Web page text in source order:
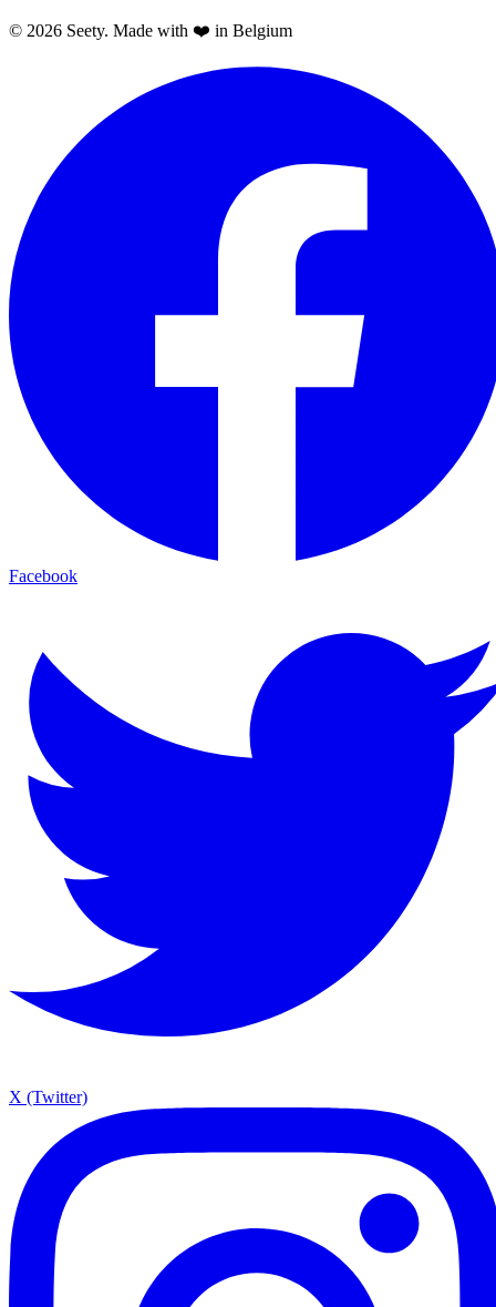
© 2026 Seety. Made with ❤️ in Belgium
Facebook
X (Twitter)